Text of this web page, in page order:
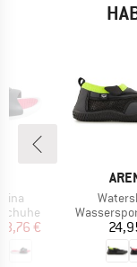
Preis
€
Artikel